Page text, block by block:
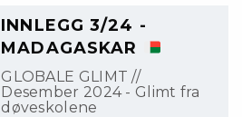
organisasjonen slik
vedtektene åpner for.
INNLEGG 3/24 -
MADAGASKAR
GLOBALE GLIMT //
Desember 2024 - Glimt fra
døveskolene